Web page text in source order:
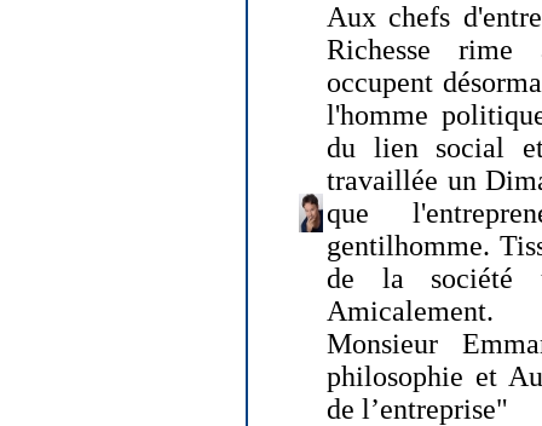
Aux chefs
Richesse rime
occupent
l'homme
du lien social
travaillée un
que
gentilhomme.
de la société
Amicalement.
Monsieur
philosophie et
de l’entreprise"